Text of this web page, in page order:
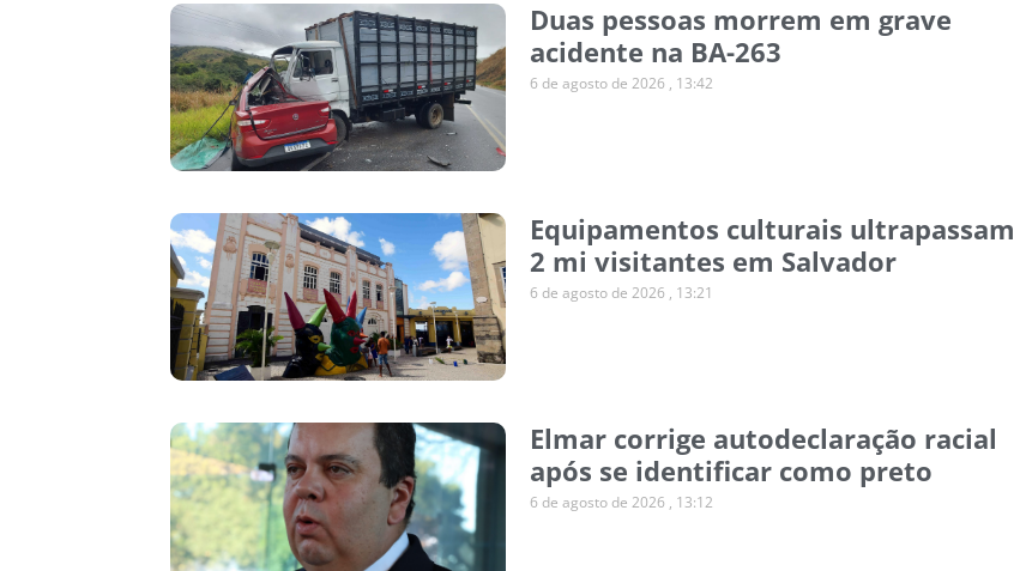
Duas pessoas morrem em grave
acidente na BA-263
6 de agosto de 2026 13:42
Equipamentos culturais ultrapassam
2 mi visitantes em Salvador
6 de agosto de 2026 13:21
Elmar corrige autodeclaração racial
após se identificar como preto
6 de agosto de 2026 13:12